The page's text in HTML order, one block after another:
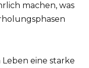
machen, was
eine starke